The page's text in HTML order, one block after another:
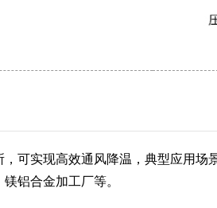
可实现高效通风降温，典型应用
铝合金加工厂等。